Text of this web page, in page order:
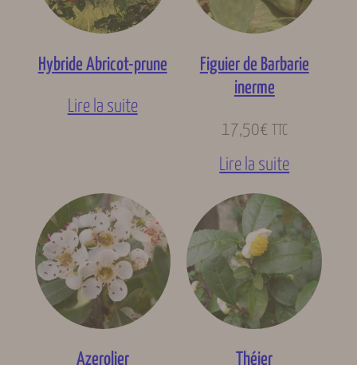
Hybride Abricot-prune
Lire la suite
Figuier de Barbarie
inerme
17,50€ TTC
Lire la suite
Azerolier Théier